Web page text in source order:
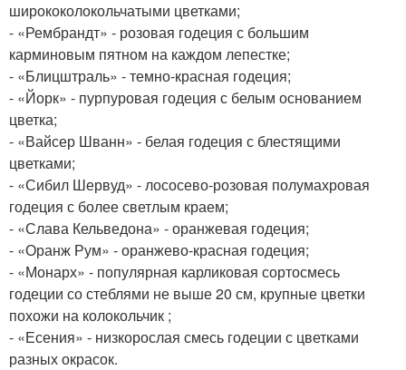
ширококолокольчатыми цветками;
- «Рембрандт» - розовая годеция с большим
карминовым пятном на каждом лепестке;
- «Блицштраль» - темно-красная годеция;
- «Йорк» - пурпуровая годеция с белым основанием
цветка;
- «Вайсер Шванн» - белая годеция с блестящими
цветками;
- «Сибил Шервуд» - лососево-розовая полумахровая
годеция с более светлым краем;
- «Слава Кельведона» - оранжевая годеция;
- «Оранж Рум» - оранжево-красная годеция;
- «Монарх» - популярная карликовая сортосмесь
годеции со стеблями не выше 20 см, крупные цветки
похожи на колокольчик ;
- «Есения» - низкорослая смесь годеции с цветками
разных окрасок.